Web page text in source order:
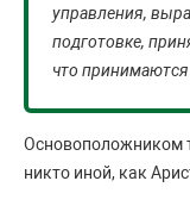
управления,
подготовке,
что принимаются
Основоположником
никто иной, как